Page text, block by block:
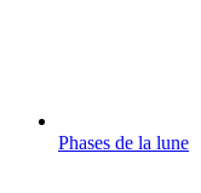
Phases de la lune